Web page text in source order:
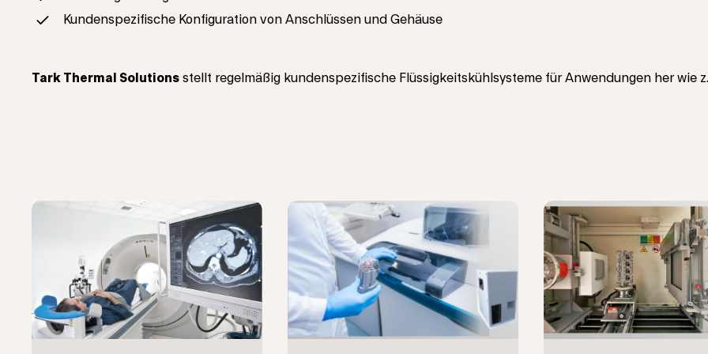
Kundenspezifische Konfiguration von Anschlüssen und Gehäuse
Tark Thermal Solutions stellt regelmäßig kundenspezifische Flüssigkeitskühlsysteme für Anwendungen her wie z.